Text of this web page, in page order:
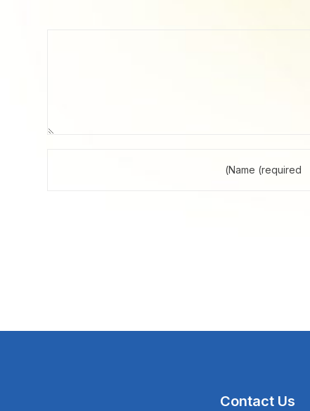
Contact Us